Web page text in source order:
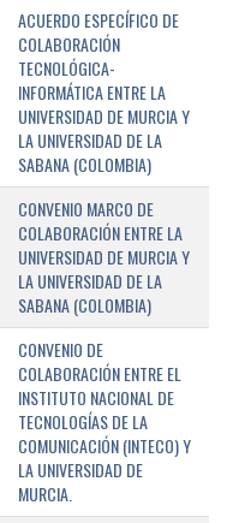
ACUERDO ESPECÍFICO DE
COLABORACIÓN
TECNOLÓGICA-
INFORMÁTICA ENTRE LA
UNIVERSIDAD DE MURCIA Y
LA UNIVERSIDAD DE LA
SABANA (COLOMBIA)
CONVENIO MARCO DE
COLABORACIÓN ENTRE LA
UNIVERSIDAD DE MURCIA Y
LA UNIVERSIDAD DE LA
SABANA (COLOMBIA)
CONVENIO DE
COLABORACIÓN ENTRE EL
INSTITUTO NACIONAL DE
TECNOLOGÍAS DE LA
COMUNICACIÓN (INTECO) Y
LA UNIVERSIDAD DE
MURCIA.